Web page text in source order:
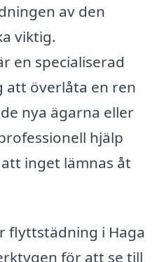
av den
viktig.
en specialiserad
att överlåta en ren
nya ägarna eller
hjälp
inget lämnas åt
flyttstädning i Haga
för att se till